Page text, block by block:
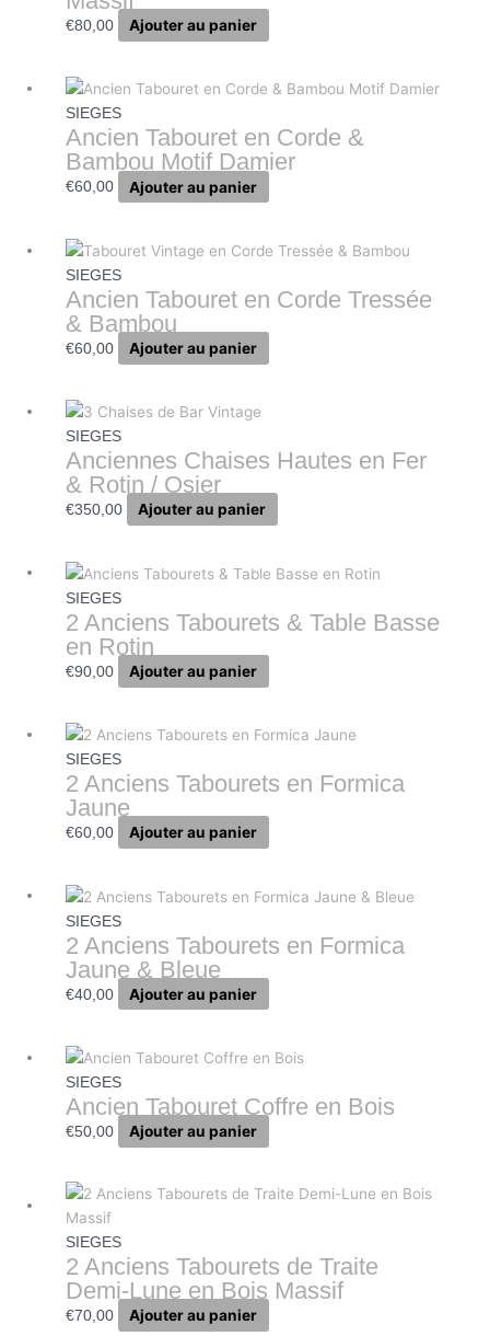
€80,00 Ajouter au panier
SIEGES
Ancien Tabouret en Corde &
Bambou Motif Damier
€60,00 Ajouter au panier
SIEGES
Ancien Tabouret en Corde Tressée
& Bambou
€60,00 Ajouter au panier
SIEGES
Anciennes Chaises Hautes en Fer
& Rotin / Osier
€350,00 Ajouter au panier
SIEGES
2 Anciens Tabourets & Table Basse
en Rotin
€90,00 Ajouter au panier
SIEGES
2 Anciens Tabourets en Formica
Jaune
€60,00 Ajouter au panier
SIEGES
2 Anciens Tabourets en Formica
Jaune & Bleue
€40,00 Ajouter au panier
SIEGES
Ancien Tabouret Coffre en Bois
€50,00 Ajouter au panier
SIEGES
2 Anciens Tabourets de Traite
Demi-Lune en Bois Massif
€70,00 Ajouter au panier